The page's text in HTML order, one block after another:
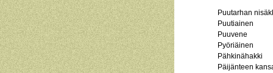
Puutarhan
Puutiainen
Puuvene
Pyöriäinen
Pähkinähakki
Päijänteen